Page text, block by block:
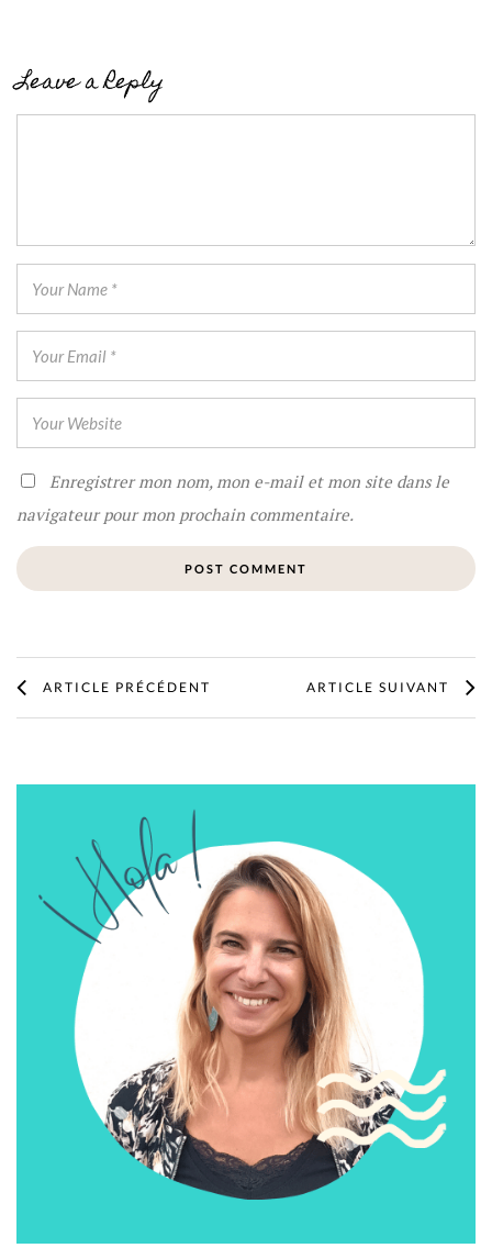
Leave a Reply
Enregistrer mon nom, mon e-mail et mon site dans le
navigateur pour mon prochain commentaire.
ARTICLE PRÉCÉDENT ARTICLE SUIVANT